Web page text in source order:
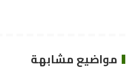
مواضيع مشابهة